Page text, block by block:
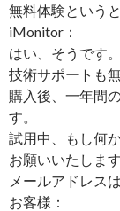
無料体験という
iMonitor：
はい、そうです。
技術サポートも無
購入後、一年間
す。
試用中、もし何
お願いいたします
メールアドレス
お客様：